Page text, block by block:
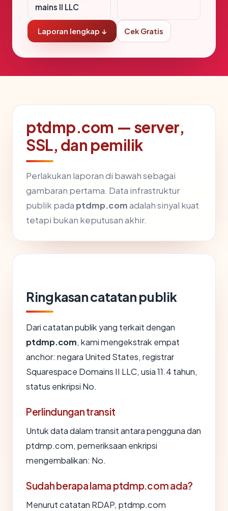
mains II LLC
Laporan lengkap ↓ Cek Gratis
ptdmp.com — server,
SSL, dan pemilik
Perlakukan laporan di bawah sebagai
gambaran pertama. Data infrastruktur
publik pada ptdmp.comadalah sinyal kuat
tetapi bukan keputusan akhir.
Ringkasan catatan publik
Dari catatan publik yang terkait dengan
ptdmp.com, kami mengekstrak empat
anchor: negara United States, registrar
Squarespace Domains II LLC, usia 11.4 tahun,
status enkripsi No.
Perlindungan transit
Untuk data dalam transit antara pengguna dan
ptdmp.com, pemeriksaan enkripsi
mengembalikan: No.
Sudah berapa lama ptdmp.com ada?
Menurut catatan RDAP, ptdmp.com